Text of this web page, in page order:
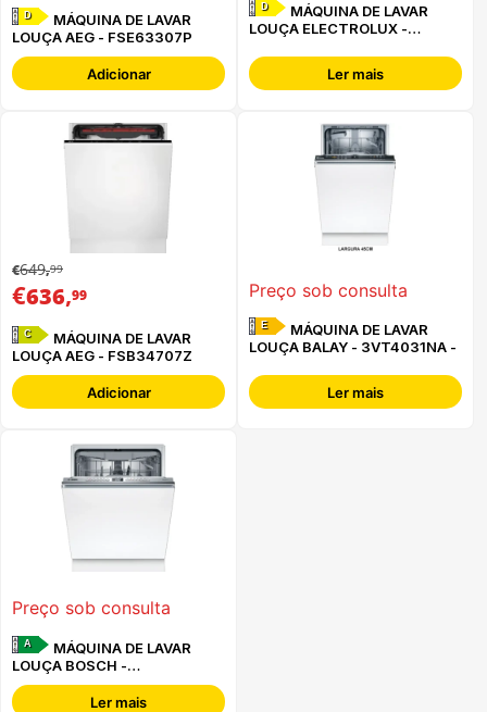
D
MÁQUINA DE LAVAR
LOUÇA AEG - FSE63307P
Adicionar
D
MÁQUINA DE LAVAR
LOUÇA ELECTROLUX -
Ler mais
€649,99
€636,99
C
MÁQUINA DE LAVAR
LOUÇA AEG - FSB34707Z
Adicionar
Preço sob consulta
E
MÁQUINA DE LAVAR
LOUÇA BALAY - 3VT4031NA -
Ler mais
Preço sob consulta
A
MÁQUINA DE LAVAR
LOUÇA BOSCH -
SBH4ECX28E -
Ler mais